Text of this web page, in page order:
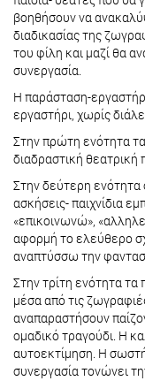
βοηθήσουν να
διαδικασίας της
του φίλη και μαζί θα
συνεργασία.
Η παράσταση-
εργαστήρι, χωρίς
Στην πρώτη ενότητα
διαδραστική
Στην δεύτερη ενότητα
ασκήσεις- παιχνίδια
«επικοινωνώ»,
αφορμή το ελεύθερο
αναπτύσσω την
Στην τρίτη ενότητα τα
μέσα από τις
αναπαραστήσουν
ομαδικό τραγούδι. Η
αυτοεκτίμηση. Η
συνεργασία τονώνει